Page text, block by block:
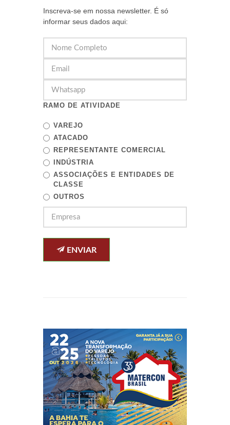
Inscreva-se em nossa newsletter. É só
informar seus dados aqui:
RAMO DE ATIVIDADE
VAREJO
ATACADO
REPRESENTANTE COMERCIAL
INDÚSTRIA
ASSOCIAÇÕES E ENTIDADES DE
CLASSE
OUTROS
ENVIAR